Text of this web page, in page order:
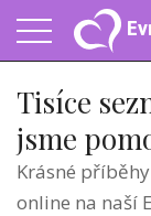
Tisíce
jsme
Krásné
online na naší